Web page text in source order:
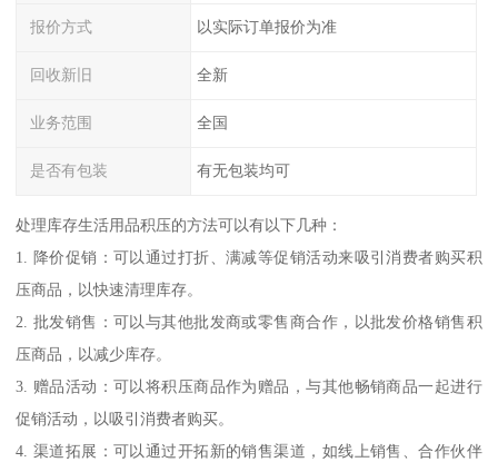
报价方式 以实际订单报价为准
回收新旧 全新
业务范围 全国
是否有包装 有无包装均可
处理库存生活用品积压的方法可以有以下几种：
1. 降价促销：可以通过打折、满减等促销活动来吸引消费者购买积
压商品，以快速清理库存。
2. 批发销售：可以与其他批发商或零售商合作，以批发价格销售积
压商品，以减少库存。
3. 赠品活动：可以将积压商品作为赠品，与其他畅销商品一起进行
促销活动，以吸引消费者购买。
4. 渠道拓展：可以通过开拓新的销售渠道，如线上销售、合作伙伴